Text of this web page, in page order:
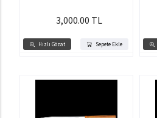
Hızlı Gözat Sepete Ekle
3,000.00 TL